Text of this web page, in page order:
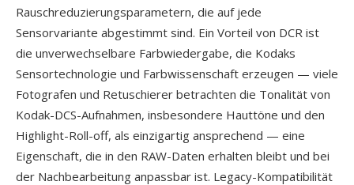
Rauschreduzierungsparametern, die auf jede
Sensorvariante abgestimmt sind. Ein Vorteil von DCR ist
die unverwechselbare Farbwiedergabe, die Kodaks
Sensortechnologie und Farbwissenschaft erzeugen — viele
Fotografen und Retuschierer betrachten die Tonalität von
Kodak-DCS-Aufnahmen, insbesondere Hauttöne und den
Highlight-Roll-off, als einzigartig ansprechend — eine
Eigenschaft, die in den RAW-Daten erhalten bleibt und bei
der Nachbearbeitung anpassbar ist. Legacy-Kompatibilität